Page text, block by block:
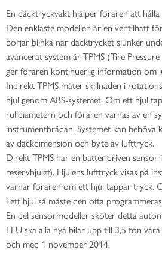
En däcktryckvakt hjälper föraren att
Den enklaste modellen är en ventilhatt
börjar blinka när däcktrycket sjunker
avancerat system är TPMS (Tire
ger föraren kontinuerlig information om
Indirekt TPMS mäter skillnaden i
hjul genom ABS-systemet. Om ett hjul
rulldiametern och föraren varnas av en
instrumentbrädan. Systemet kan behöva
av däckdimension och byte av lufttryck.
Direkt TPMS har en batteridriven sensor
reservhjulet). Hjulens lufttryck visas på
varnar föraren om ett hjul tappar tryck.
i ett hjul så måste den ofta
En del sensormodeller sköter detta
I EU ska alla nya bilar upp till 3,5 ton
och med 1 november 2014.